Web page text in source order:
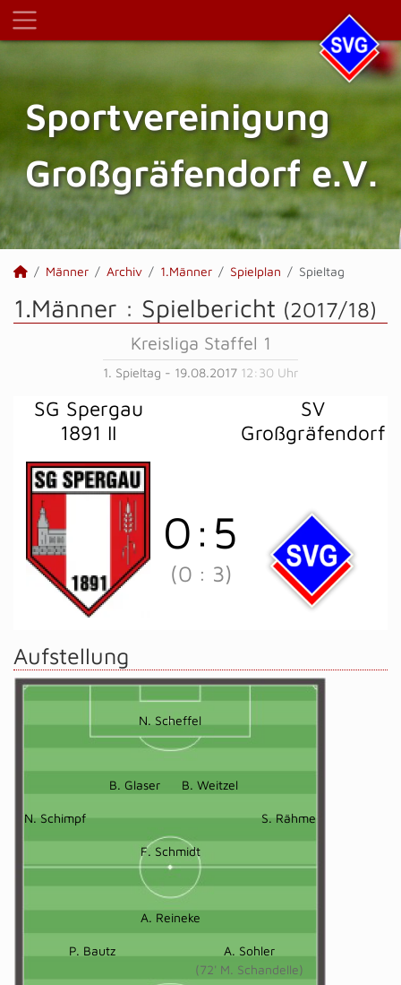
Sportvereinigung
Großgräfendorf e.V.
Männer Archiv 1.Männer Spielplan Spieltag
1.Männer : Spielbericht (2017/18)
Kreisliga Staffel 1
1. Spieltag - 19.08.2017 12:30 Uhr
SG Spergau
1891 II
SV
Großgräfendorf
0 : 5
(0 : 3)
Aufstellung
N. Scheffel
B. Glaser B. Weitzel
N. Schimpf S. Rähme
F. Schmidt
A. Reineke
P. Bautz
A. Sohler
(72' M. Schandelle)